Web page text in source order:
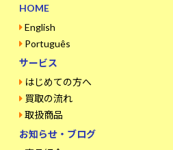
HOME
English
Português
サービス
はじめての方へ
買取の流れ
取扱商品
お知らせ・ブログ